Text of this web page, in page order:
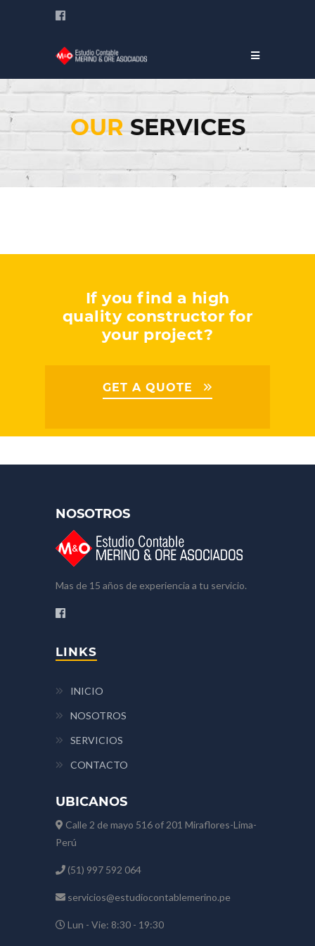
OURSERVICES
If you find a high
quality constructor for
your project?
GET A QUOTE
NOSOTROS
Mas de 15 años de experiencia a tu servicio.
LINKS
INICIO
NOSOTROS
SERVICIOS
CONTACTO
UBICANOS
Calle 2 de mayo 516 of 201 Miraflores-Lima-
Perú
(51) 997 592 064
servicios@estudiocontablemerino.pe
Lun - Vie: 8:30 - 19:30